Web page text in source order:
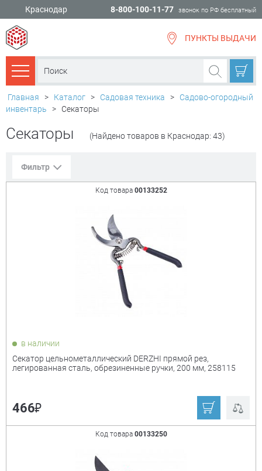
Краснодар 8-800-100-11-77 звонок по РФ бесплатный
ПУНКТЫ ВЫДАЧИ
Каталог товаров
Главная > Каталог > Садовая техника >
Садово-огородный
инвентарь
> Секаторы
Секаторы (Найдено товаров в Краснодар: 43)
Фильтр
Показать только
Derzhi
Grinda
Код товара 00133252
в наличии
Секатор цельнометаллический DERZHI прямой рез,
легированная сталь, обрезиненные ручки, 200 мм, 258115
466₽
Код товара 00133250